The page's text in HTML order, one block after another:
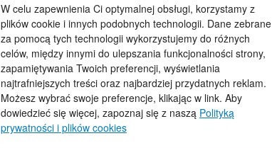
W celu zapewnienia Ci optymalnej obsługi, korzystamy z
plików cookie i innych podobnych technologii. Dane zebrane
za pomocą tych technologii wykorzystujemy do różnych
celów, między innymi do ulepszania funkcjonalności strony,
zapamiętywania Twoich preferencji, wyświetlania
najtrafniejszych treści oraz najbardziej przydatnych reklam.
Możesz wybrać swoje preferencje, klikając w link. Aby
dowiedzieć się więcej, zapoznaj się z naszą Polityką
prywatności i plików cookies